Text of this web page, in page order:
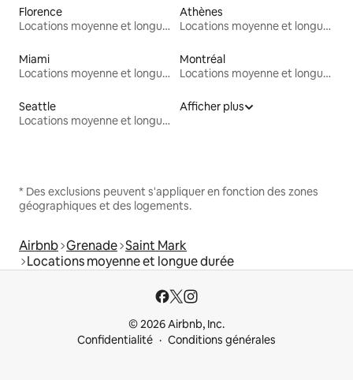
Florence
Locations moyenne et longue durée
Athènes
Locations moyenne et longue durée
Miami
Locations moyenne et longue durée
Montréal
Locations moyenne et longue durée
Seattle
Locations moyenne et longue durée
Afficher plus
* Des exclusions peuvent s'appliquer en fonction des zones
géographiques et des logements.
Airbnb Grenade Saint Mark
Locations moyenne et longue durée
© 2026 Airbnb, Inc.
Confidentialité
Conditions générales